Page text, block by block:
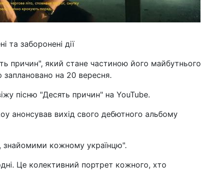
та заборонені дії
причин", який стане частиною його майбутнього
заплановано на 20 вересня.
пісню "Десять причин" на YouTube.
анонсував вихід свого дебютного альбому
знайомими кожному українцю".
Це колективний портрет кожного, хто